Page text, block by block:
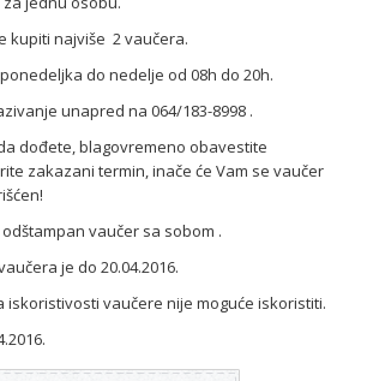
kupiti najviše 2 vaučera.
do nedelje od 08h do 20h.
unapred na 064/183-8998 .
dođete, blagovremeno obavestite
zakazani termin, inače će Vam se vaučer
vaučer sa sobom .
je do 20.04.2016.
iskoristivosti vaučere nije moguće iskoristiti.